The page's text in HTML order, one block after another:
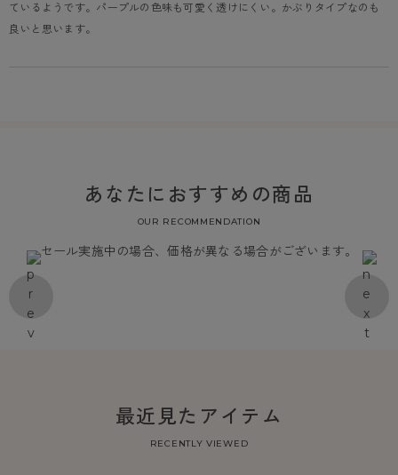
ているようです。パープルの色味も可愛く透けにくい。かぶりタイプなのも
良いと思います。
あなたにおすすめの商品
OUR RECOMMENDATION
セール実施中の場合、価格が異なる場合がございます。
最近見たアイテム
RECENTLY VIEWED